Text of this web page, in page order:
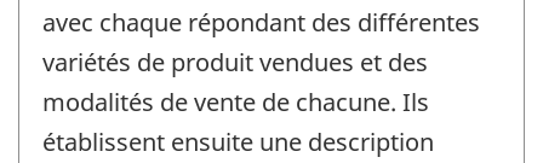
avec chaque répondant des différentes
variétés de produit vendues et des
modalités de vente de chacune. Ils
établissent ensuite une description